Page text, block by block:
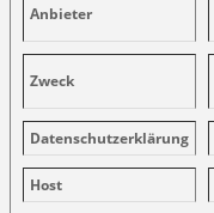
Anbieter
Zweck
Datenschutzerklärung
Host